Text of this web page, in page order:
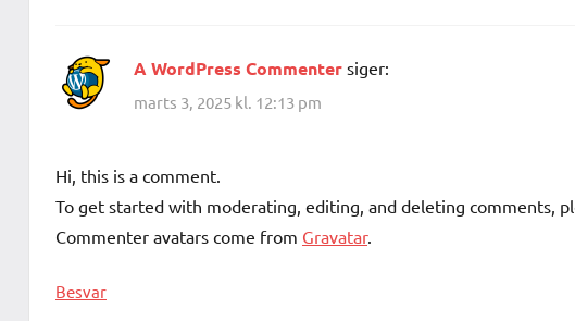
A WordPress Commenter siger:
marts 3, 2025 kl. 12:13 pm
Hi, this is a comment.
To get started with moderating, editing, and deleting comments,
Commenter avatars come from Gravatar.
Besvar